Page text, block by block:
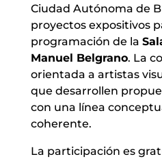
Ciudad Autónoma de
proyectos expositivos
programación de la
Manuel Belgrano. La
orientada a artistas
que desarrollen
con una línea
coherente.
La participación es